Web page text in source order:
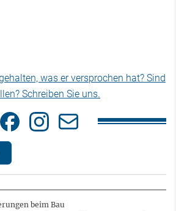
was er versprochen hat? Sind
Schreiben Sie uns.
beim Bau